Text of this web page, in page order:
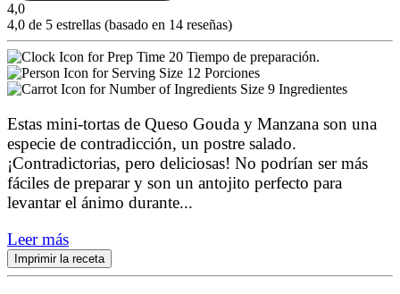
4,0
4,0 de 5 estrellas (basado en 14 reseñas)
20 Tiempo de preparación.
12 Porciones
9 Ingredientes
Estas mini-tortas de Queso Gouda y Manzana son una
especie de contradicción, un postre salado.
¡Contradictorias, pero deliciosas! No podrían ser más
fáciles de preparar y son un antojito perfecto para
levantar el ánimo durante...
Leer más
Imprimir la receta